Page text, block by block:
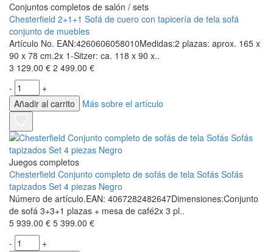
Conjuntos completos de salón / sets
Chesterfield 2+1+1 Sofá de cuero con tapicería de tela sofá
conjunto de muebles
Artículo No. EAN:4260606058010Medidas:2 plazas: aprox. 165 x
90 x 78 cm.2x 1-Sitzer: ca. 118 x 90 x..
3 129.00 € 2 499.00 €
-
+
Añadir al carrito
Más sobre el artículo
Juegos completos
Chesterfield Conjunto completo de sofás de tela Sofás Sofás
tapizados Set 4 piezas Negro
Número de artículo.EAN: 4067282482647Dimensiones:Conjunto
de sofá 3+3+1 plazas + mesa de café2x 3 pl..
5 939.00 € 5 399.00 €
-
+